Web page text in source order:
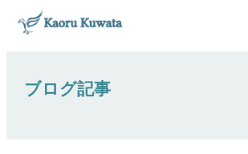
ブログ記事